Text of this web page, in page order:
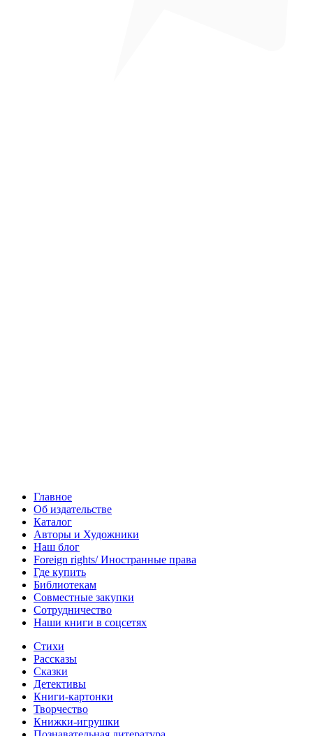
Главное
Об издательстве
Каталог
Авторы и Художники
Наш блог
Foreign rights/ Иностранные права
Где купить
Библиотекам
Совместные закупки
Сотрудничество
Наши книги в соцсетях
Стихи
Рассказы
Сказки
Детективы
Книги-картонки
Творчество
Книжки-игрушки